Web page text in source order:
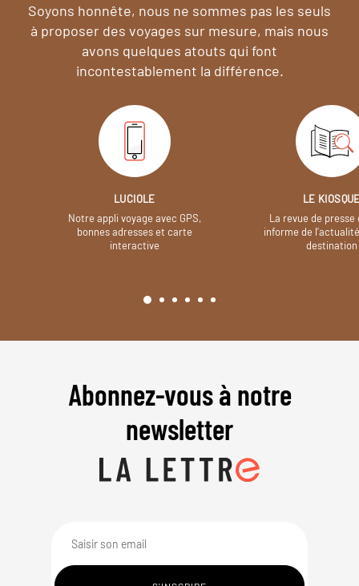
Soyons honnête, nous ne sommes pas les seuls
à proposer des voyages sur mesure, mais nous
avons quelques atouts qui font
incontestablement la différence.
LUCIOLE
Notre appli voyage avec GPS,
bonnes adresses et carte
interactive
LE
La revue de presse
informe de
destination
Abonnez-vous à notre
newsletter